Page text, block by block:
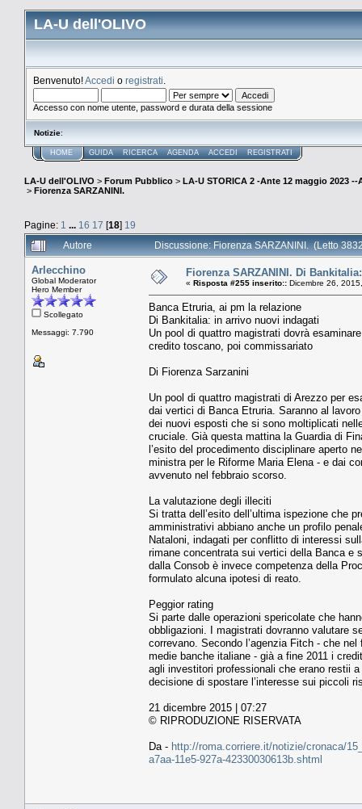
LA-U dell'OLIVO
Benvenuto!Accedi o registrati
Accesso con nome utente, password e durata della sessione
Notizie:
HOME GUIDA RICERCA AGENDA ACCEDI REGISTRATI
LA-U dell'OLIVO > Forum Pubblico > LA-U STORICA 2 -Ante 12 maggio 2023 --
> Fiorenza SARZANINI.
Pagine: 1 ... 16 17 [18] 19
Autore
Discussione: Fiorenza SARZANINI. (Letto
Arlecchino
Global Moderator
Hero Member
Scollegato
Messaggi: 7.790
Fiorenza SARZANINI. Di
« Risposta #255 inserito:: Dicembre 26,
Banca Etruria, ai pm la relazione
Di Bankitalia: in arrivo nuovi indagati
Un pool di quattro magistrati dovrà
credito toscano, poi commissariato
Di Fiorenza Sarzanini
Un pool di quattro magistrati di Arezzo per
dai vertici di Banca Etruria. Saranno al
dei nuovi esposti che si sono moltiplicati
cruciale. Già questa mattina la Guardia di
l’esito del procedimento disciplinare aperto
ministra per le Riforme Maria Elena - e dai
avvenuto nel febbraio scorso.
La valutazione degli illeciti
Si tratta dell’esito dell’ultima ispezione che
amministrativi abbiano anche un profilo
Nataloni, indagati per conflitto di interessi
rimane concentrata sui vertici della Banca e
dalla Consob è invece competenza della
formulato alcuna ipotesi di reato.
Peggior rating
Si parte dalle operazioni spericolate che
obbligazioni. I magistrati dovranno valutare
correvano. Secondo l’agenzia Fitch - che
medie banche italiane - già a fine 2011 i
agli investitori professionali che erano restii
decisione di spostare l’interesse sui piccoli
21 dicembre 2015 | 07:27
© RIPRODUZIONE RISERVATA
Da - http://roma.corriere.it/notizie/cronaca/
a7aa-11e5-927a-42330030613b.shtml